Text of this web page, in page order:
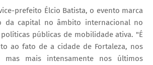
prefeito Élcio Batista, o evento marca
da capital no âmbito internacional no
públicas de mobilidade ativa. "É
ao fato de a cidade de Fortaleza, nos
mas mais intensamente nos últimos